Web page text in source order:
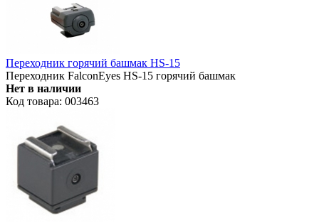
Переходник горячий башмак HS-15
Переходник FalconEyes HS-15 горячий башмак
Нет в наличии
Код товара: 003463